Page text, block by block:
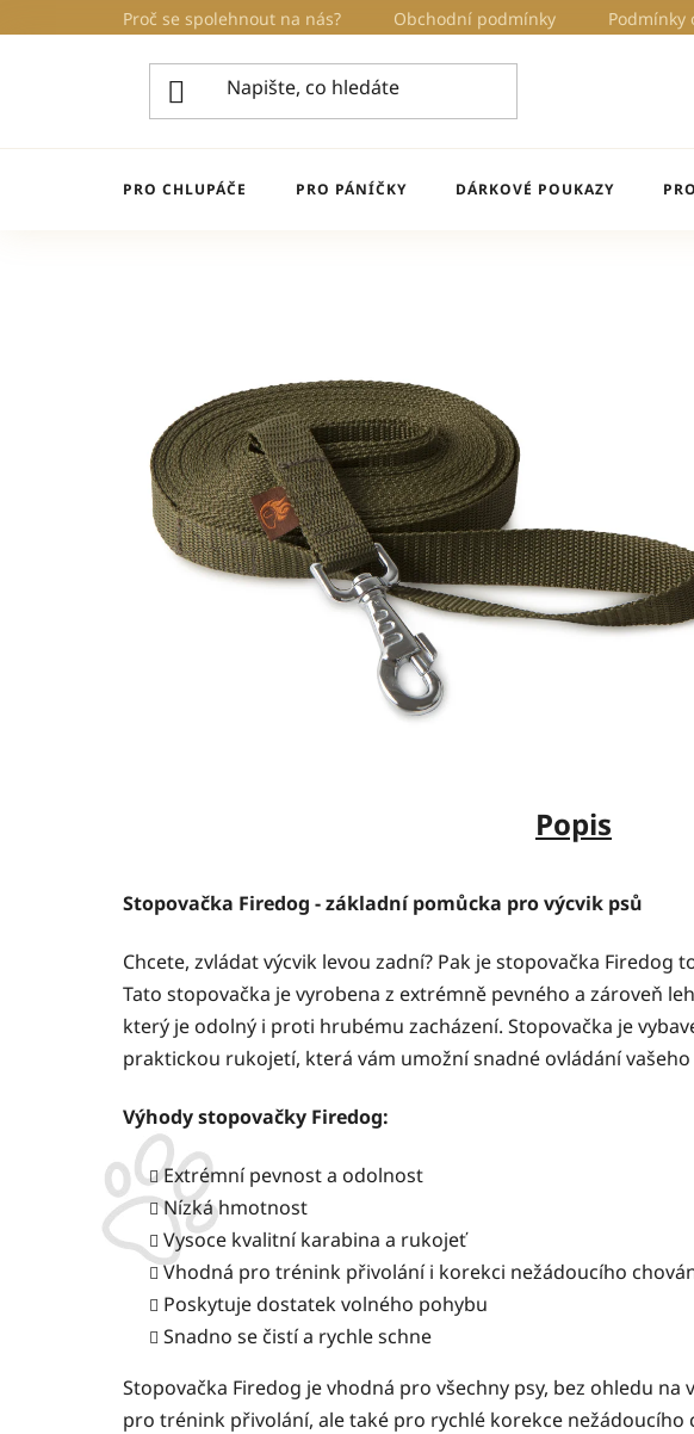
na
Proč se spolehnout na nás? Obchodní podmínky Podmínky
PRO CHLUPÁČE PRO PÁNÍČKY DÁRKOVÉ POUKAZY
Popis
Stopovačka Firedog - základní pomůcka pro výcvik psů
Chcete, zvládat výcvik levou zadní? Pak je stopovačka Firedog
Tato stopovačka je vyrobena z extrémně pevného a zároveň
který je odolný i proti hrubému zacházení. Stopovačka je
praktickou rukojetí, která vám umožní snadné ovládání vašeho
Výhody stopovačky Firedog:
Extrémní pevnost a odolnost
Nízká hmotnost
Vysoce kvalitní karabina a rukojeť
Vhodná pro trénink přivolání i korekci nežádoucího
Poskytuje dostatek volného pohybu
Snadno se čistí a rychle schne
Stopovačka Firedog je vhodná pro všechny psy, bez ohledu na
pro trénink přivolání, ale také pro rychlé korekce nežádoucího